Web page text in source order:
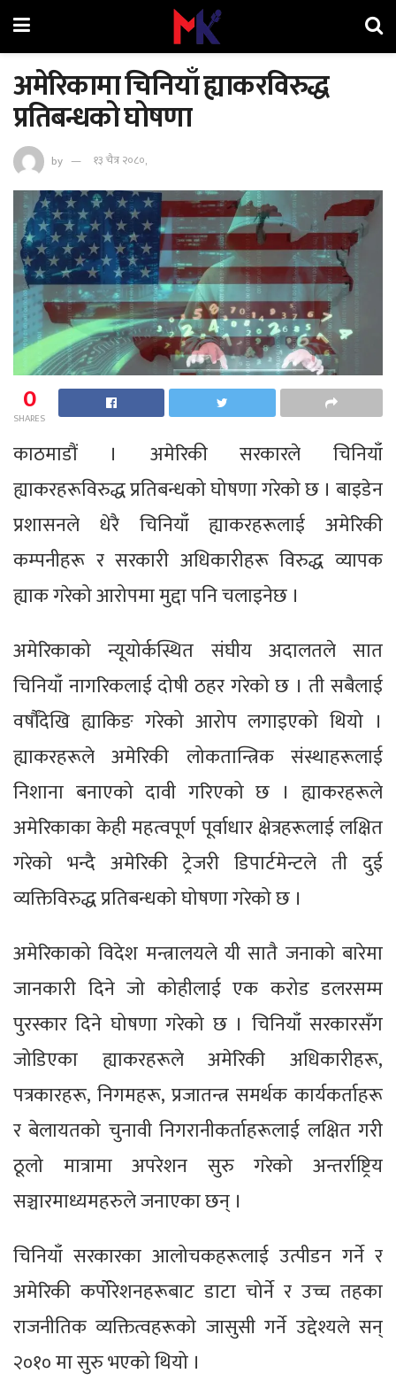
अमेरिकामा चिनियाँ ह्याकरविरुद्ध
प्रतिबन्धको घोषणा
by १३ चैत्र २०८०,
0
SHARES
काठमाडौं । अमेरिकी सरकारले चिनियाँ
ह्याकरहरूविरुद्ध प्रतिबन्धको घोषणा गरेको छ । बाइडेन
प्रशासनले धेरै चिनियाँ ह्याकरहरूलाई अमेरिकी
कम्पनीहरू र सरकारी अधिकारीहरू विरुद्ध व्यापक
ह्याक गरेको आरोपमा मुद्दा पनि चलाइनेछ ।
अमेरिकाको न्यूयोर्कस्थित संघीय अदालतले सात
चिनियाँ नागरिकलाई दोषी ठहर गरेको छ । ती सबैलाई
वर्षौंदेखि ह्याकिङ गरेको आरोप लगाइएको थियो ।
ह्याकरहरूले अमेरिकी लोकतान्त्रिक संस्थाहरूलाई
निशाना बनाएको दावी गरिएको छ । ह्याकरहरूले
अमेरिकाका केही महत्वपूर्ण पूर्वाधार क्षेत्रहरूलाई लक्षित
गरेको भन्दै अमेरिकी ट्रेजरी डिपार्टमेन्टले ती दुई
व्यक्तिविरुद्ध प्रतिबन्धको घोषणा गरेको छ ।
अमेरिकाको विदेश मन्त्रालयले यी सातै जनाको बारेमा
जानकारी दिने जो कोहीलाई एक करोड डलरसम्म
पुरस्कार दिने घोषणा गरेको छ । चिनियाँ सरकारसँग
जोडिएका ह्याकरहरूले अमेरिकी अधिकारीहरू,
पत्रकारहरू, निगमहरू, प्रजातन्त्र समर्थक कार्यकर्ताहरू
र बेलायतको चुनावी निगरानीकर्ताहरूलाई लक्षित गरी
ठूलो मात्रामा अपरेशन सुरु गरेको अन्तर्राष्ट्रिय
सञ्चारमाध्यमहरुले जनाएका छन् ।
चिनियाँ सरकारका आलोचकहरूलाई उत्पीडन गर्ने र
अमेरिकी कर्पोरेशनहरूबाट डाटा चोर्ने र उच्च तहका
राजनीतिक व्यक्तित्वहरूको जासुसी गर्ने उद्देश्यले सन्
२०१० मा सुरु भएको थियो ।